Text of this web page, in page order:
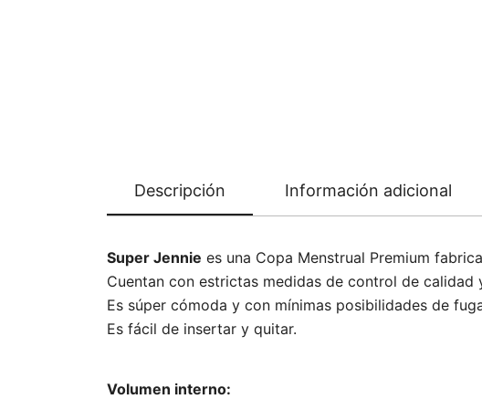
Descripción Información adicional
Super Jennie es una Copa Menstrual Premium
Cuentan con estrictas medidas de control de calidad
Es súper cómoda y con mínimas posibilidades de
Es fácil de insertar y quitar.
Volumen interno: